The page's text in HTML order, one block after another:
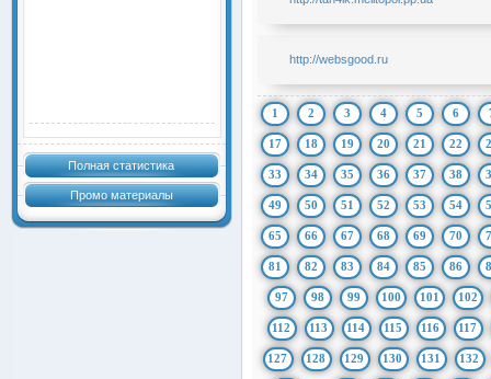
Полная статистика
Промо материалы
http://websgood.ru
1 2 3 4 5 6
17 18 19 20 21 22
33 34 35 36 37 38
49 50 51 52 53 54
65 66 67 68 69 70
81 82 83 84 85 86
97 98 99 100 101 102
112 113 114 115 116 117
127 128 129 130 131 132